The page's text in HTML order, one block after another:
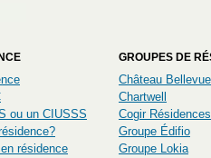
ou un CIUSSS
résidence
GROUPES DE
Château Bellevue
Chartwell
Cogir Résidences
Groupe Édifio
Groupe Lokia